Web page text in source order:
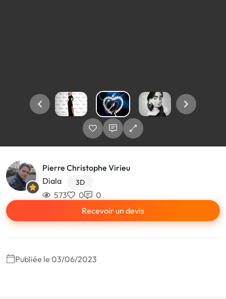
Pierre Christophe Virieu
Diala
3D
573 0
0
Recevoir un devis
Publiée le 03/06/2023